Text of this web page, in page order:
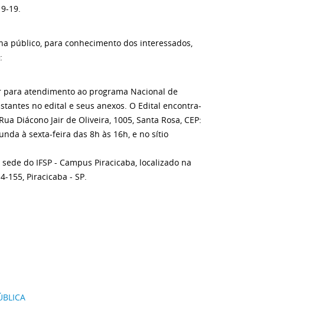
19.
público, para conhecimento dos interessados,
atendimento ao programa Nacional de
no edital e seus anexos. O Edital encontra-
Diácono Jair de Oliveira, 1005, Santa Rosa, CEP:
à sexta-feira das 8h às 16h, e no sítio
do IFSP - Campus Piracicaba, localizado na
155, Piracicaba - SP.